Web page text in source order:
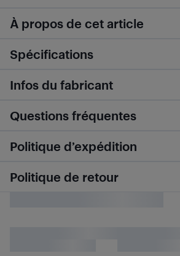
À propos de cet article
Spécifications
Infos du fabricant
Questions fréquentes
Politique d’expédition
Politique de retour